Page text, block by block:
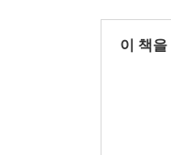
이 책